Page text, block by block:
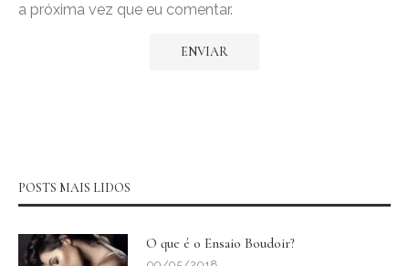
a próxima vez que eu comentar.
POSTS MAIS LIDOS
O que é o Ensaio Boudoir?